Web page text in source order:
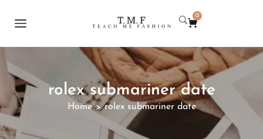
0
rolex submariner date
Home > rolex submariner date